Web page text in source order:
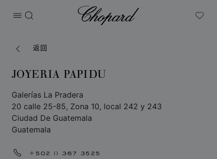
打开菜单
搜索
Chopard
My
返回
JOYERIA PAPIDU
Galerías La Pradera
20 calle 25-85, Zona 10, local 242 y 243
Ciudad De Guatemala
Guatemala
+502 () 367 3525